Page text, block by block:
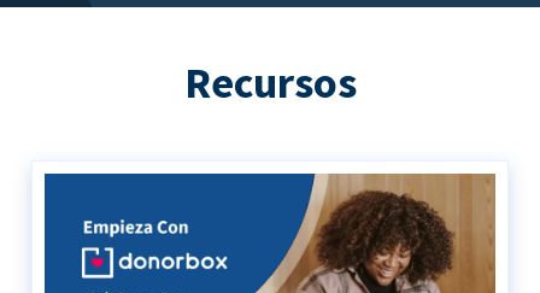
Recursos